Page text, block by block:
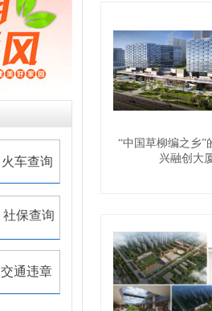
社保查询
交通违章
火车查询
“中国草柳编之乡”
兴融创大